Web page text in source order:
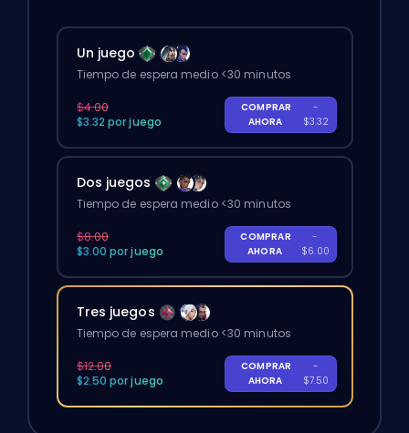
Un juego
Tiempo de espera medio <30 minutos
$4.00
$3.32 por juego
COMPRAR
AHORA
-
$3.32
Dos juegos
Tiempo de espera medio <30 minutos
$8.00
$3.00 por juego
COMPRAR
AHORA
-
$6.00
Tres juegos
Tiempo de espera medio <30 minutos
$12.00
$2.50 por juego
COMPRAR
AHORA
-
$7.50